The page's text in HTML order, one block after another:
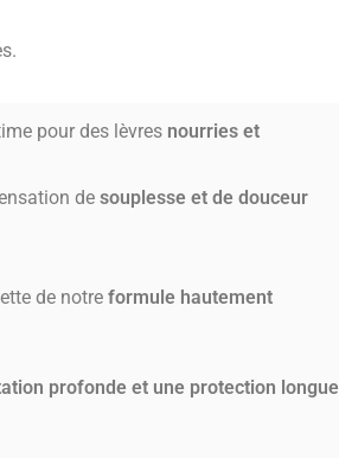
pour des lèvres nourries et
desouplesse et de douceur
de notreformule hautement
profonde et une protection longue